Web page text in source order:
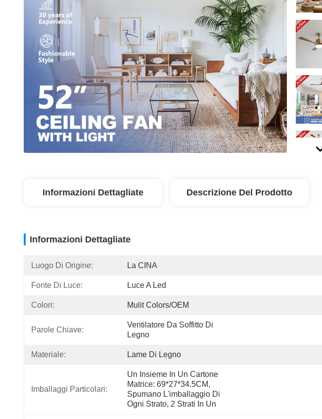
Informazioni Dettagliate Descrizione Del Prodotto
Informazioni Dettagliate
Luogo Di Origine: La CINA
Fonte Di Luce: Luce A Led
Colori: Mulit Colors/OEM
Parole Chiave:
Ventilatore Da Soffitto Di
Legno
Materiale: Lame Di Legno
Imballaggi Particolari:
Un Insieme In Un Cartone
Matrice: 69*27*34.5CM,
Spumano L'imballaggio Di
Ogni Strato, 2 Strati In Un